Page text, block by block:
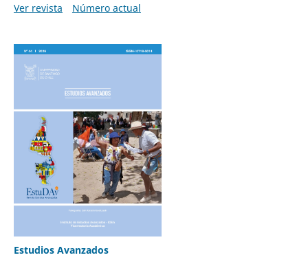
Ver revista
Número actual
Estudios Avanzados